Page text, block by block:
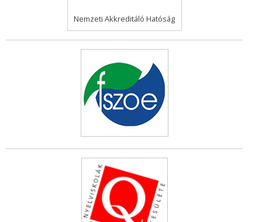
Nemzeti Akkreditáló Hatóság